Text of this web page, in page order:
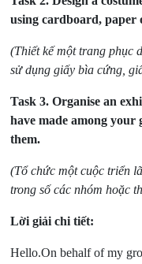
using cardboard, paper
(Thiết kế một trang phục
sử dụng giấy bìa cứng,
Task 3. Organise an
have made among your
them.
(Tổ chức một cuộc triển
trong số các nhóm hoặc
Lời giải chi tiết:
Hello.On behalf of my